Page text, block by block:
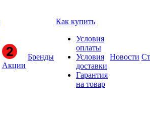
Акции
Бренды
Как купить
Условия
оплаты
Условия
доставки
Гарантия
на товар
Новости